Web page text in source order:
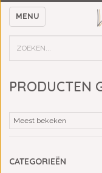
MENU
PRODUCTEN
CATEGORIEËN